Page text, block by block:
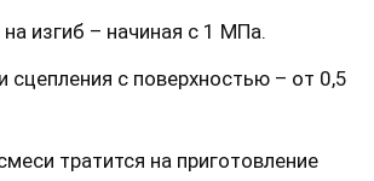
изгиб – начиная с 1 МПа.
сцепления с поверхностью – от 0,5
тратится на приготовление